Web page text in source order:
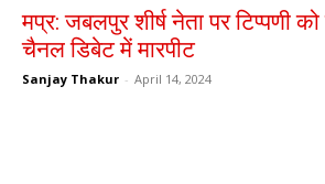
मप्र: जबलपुर शीर्ष नेता पर टिप्पणी
चैनल डिबेट में मारपीट
Sanjay Thakur - April 14, 2024